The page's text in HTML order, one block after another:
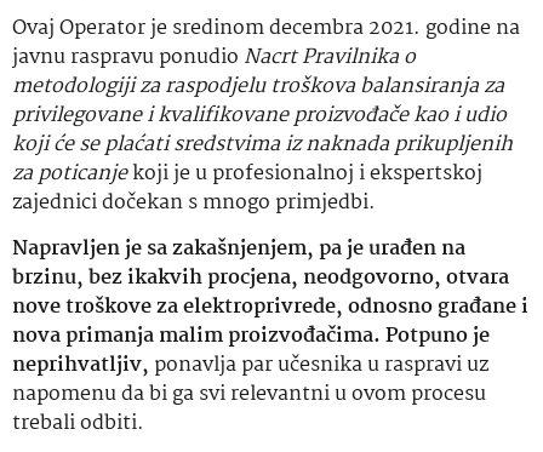
Ovaj Operator je sredinom decembra 2021. godine na
javnu raspravu ponudio Nacrt Pravilnika o
metodologiji za raspodjelu troškova balansiranja za
privilegovane i kvalifikovane proizvođače kao i udio
koji će se plaćati sredstvima iz naknada prikupljenih
za poticanjekoji je u profesionalnoj i ekspertskoj
zajednici dočekan s mnogo primjedbi.
Napravljen je sa zakašnjenjem, pa je urađen na
brzinu, bez ikakvih procjena, neodgovorno, otvara
nove troškove za elektroprivrede, odnosno građane i
nova primanja malim proizvođačima. Potpuno je
neprihvatljiv, ponavlja par učesnika u raspravi uz
napomenu da bi ga svi relevantni u ovom procesu
trebali odbiti.